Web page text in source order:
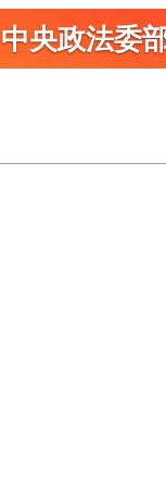
中央政法委